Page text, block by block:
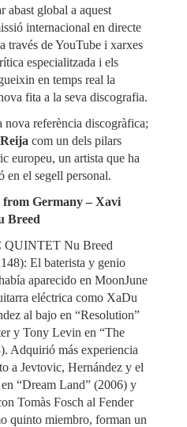
abast global a aquest
internacional en directe
través de YouTube i xarxes
especialitzada i els
en temps real la
fita a la seva discografia.
nova referència discogràfica;
com un dels pilars
europeu, un artista que ha
en el segell personal.
Germany – Xavi
Breed
Nu Breed
El baterista y genio
aparecido en MoonJune
eléctrica como XaDu
al bajo en “Resolution”
y Tony Levin en “The
Adquirió más experiencia
a Jevtovic, Hernández y el
“Dream Land” (2006) y
Tomàs Fosch al Fender
quinto miembro, forman un